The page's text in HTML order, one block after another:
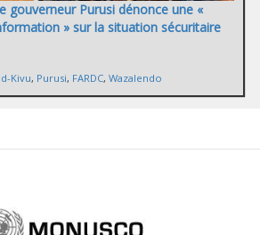
gouverneur Purusi dénonce une «
» sur la situation sécuritaire
Kivu, Purusi, FARDC, Wazalendo